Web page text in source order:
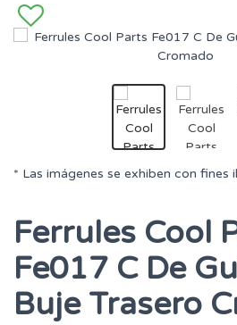
* Las imágenes se exhiben con fines
Ferrules Cool
Fe017 C De
Buje Trasero